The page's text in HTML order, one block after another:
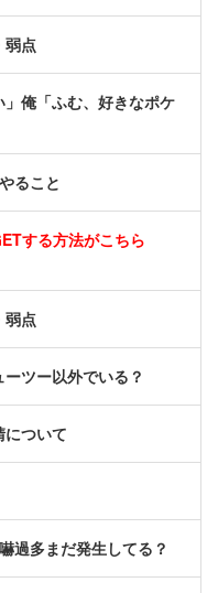
弱点
俺「ふむ、好きなポケ
ること
する方法がこちら
弱点
ツー以外でいる？
ついて
過多まだ発生してる？